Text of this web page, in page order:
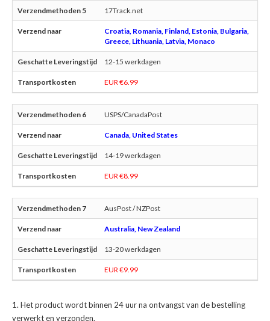
17Track.net
Croatia, Romania, Finland, Estonia, Bulgaria,
Greece, Lithuania, Latvia, Monaco
12-15 werkdagen
EUR €6.99
USPS/CanadaPost
Canada, United States
14-19 werkdagen
EUR €8.99
AusPost / NZPost
Australia, New Zealand
13-20 werkdagen
EUR €9.99
Het product wordt binnen 24 uur na ontvangst van de bestelling
verwerkt en verzonden.